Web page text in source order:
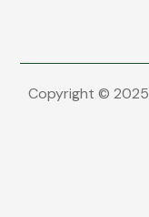
Copyright ©